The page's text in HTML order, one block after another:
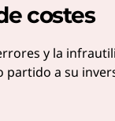
costes
y la
partido a su